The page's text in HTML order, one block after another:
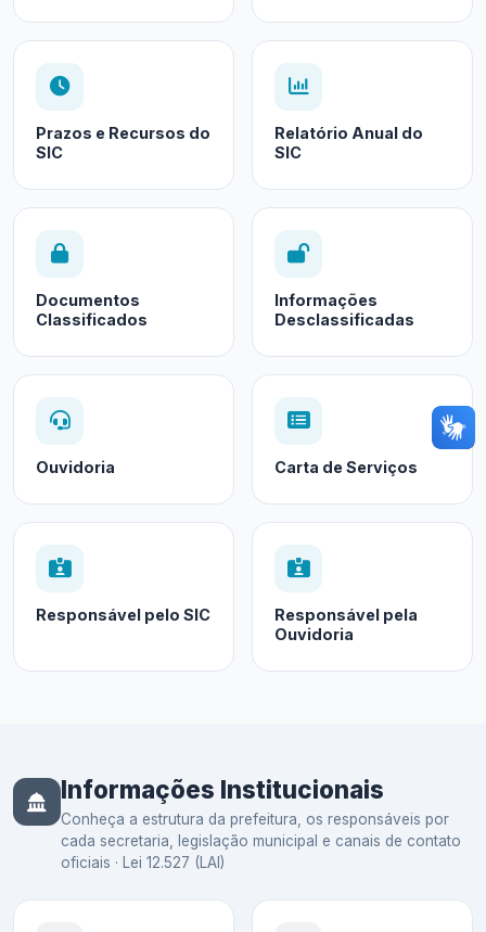
Prazos e Recursos do
SIC
Relatório Anual do
SIC
Documentos
Classificados
Informações
Desclassificadas
Ouvidoria Carta de Serviços
Responsável pelo SIC
Responsável pela
Ouvidoria
Informações Institucionais
Conheça a estrutura da prefeitura, os responsáveis por
cada secretaria, legislação municipal e canais de contato
oficiais · Lei 12.527 (LAI)